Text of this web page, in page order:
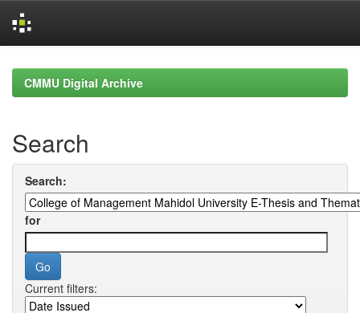
navigationCMMU Digital Archive
Search
Search:
for
Current filters: